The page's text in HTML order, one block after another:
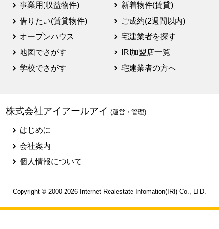
事業用(収益物件)
借りたい(賃貸物件)
オープンハウス
地図でさがす
学校でさがす
新着物件(賃貸)
ご成約(2週間以内)
宅建業者を探す
IRI加盟店一覧
宅建業者の方へ
株式会社アイアールアイ (運営・管理)
はじめに
会社案内
個人情報について
Copyright © 2000-2026 Internet Realestate Infomation(IRI) Co., LTD.